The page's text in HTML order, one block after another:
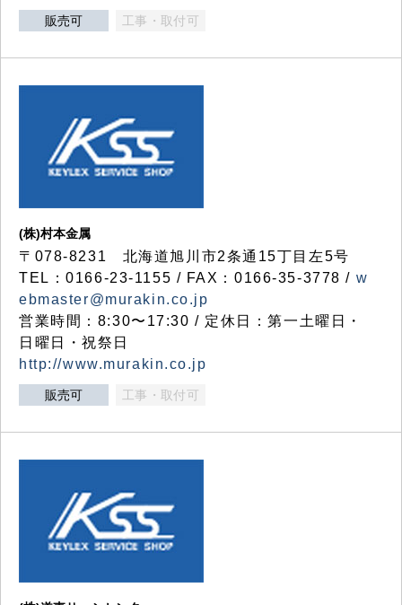
販売可 工事・取付可
(株)村本金属
〒078-8231 北海道旭川市2条通15丁目左5号
TEL：0166-23-1155 / FAX：0166-35-3778 / w
ebmaster@murakin.co.jp
営業時間：8:30〜17:30 / 定休日：第一土曜日・
日曜日・祝祭日
http://www.murakin.co.jp
販売可 工事・取付可